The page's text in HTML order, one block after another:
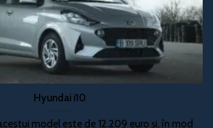
Hyundai i10
model este de 12.209 euro și, în mod